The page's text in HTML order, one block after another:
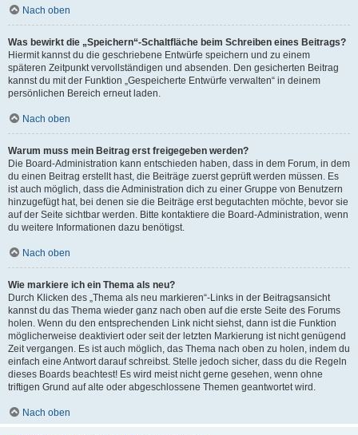
Nach oben
Was bewirkt die „Speichern“-Schaltfläche beim Schreiben eines Beitrags?
Hiermit kannst du die geschriebene Entwürfe speichern und zu einem
späteren Zeitpunkt vervollständigen und absenden. Den gesicherten Beitrag
kannst du mit der Funktion „Gespeicherte Entwürfe verwalten“ in deinem
persönlichen Bereich erneut laden.
Nach oben
Warum muss mein Beitrag erst freigegeben werden?
Die Board-Administration kann entschieden haben, dass in dem Forum, in dem
du einen Beitrag erstellt hast, die Beiträge zuerst geprüft werden müssen. Es
ist auch möglich, dass die Administration dich zu einer Gruppe von Benutzern
hinzugefügt hat, bei denen sie die Beiträge erst begutachten möchte, bevor sie
auf der Seite sichtbar werden. Bitte kontaktiere die Board-Administration, wenn
du weitere Informationen dazu benötigst.
Nach oben
Wie markiere ich ein Thema als neu?
Durch Klicken des „Thema als neu markieren“-Links in der Beitragsansicht
kannst du das Thema wieder ganz nach oben auf die erste Seite des Forums
holen. Wenn du den entsprechenden Link nicht siehst, dann ist die Funktion
möglicherweise deaktiviert oder seit der letzten Markierung ist nicht genügend
Zeit vergangen. Es ist auch möglich, das Thema nach oben zu holen, indem du
einfach eine Antwort darauf schreibst. Stelle jedoch sicher, dass du die Regeln
dieses Boards beachtest! Es wird meist nicht gerne gesehen, wenn ohne
triftigen Grund auf alte oder abgeschlossene Themen geantwortet wird.
Nach oben